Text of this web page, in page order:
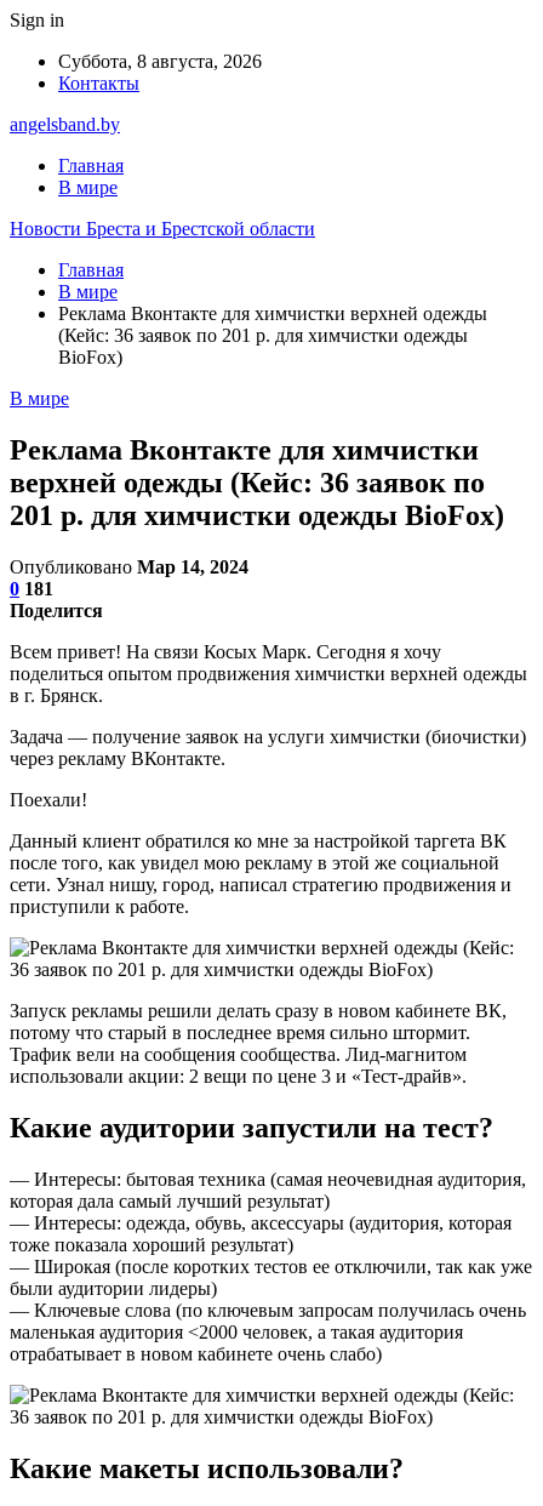
Sign in
Суббота, 8 августа, 2026
Контакты
angelsband.by
Главная
В мире
Новости Бреста и Брестской области
Главная
В мире
Реклама Вконтакте для химчистки верхней одежды
(Кейс: 36 заявок по 201 р. для химчистки одежды
BioFox)
В мире
Реклама Вконтакте для химчистки
верхней одежды (Кейс: 36 заявок по
201 р. для химчистки одежды BioFox)
Опубликовано Мар 14, 2024
0 181
Поделится
Всем привет! На связи Косых Марк. Сегодня я хочу
поделиться опытом продвижения химчистки верхней одежды
в г. Брянск.
Задача — получение заявок на услуги химчистки (биочистки)
через рекламу ВКонтакте.
Поехали!
Данный клиент обратился ко мне за настройкой таргета ВК
после того, как увидел мою рекламу в этой же социальной
сети. Узнал нишу, город, написал стратегию продвижения и
приступили к работе.
Запуск рекламы решили делать сразу в новом кабинете ВК,
потому что старый в последнее время сильно штормит.
Трафик вели на сообщения сообщества. Лид-магнитом
использовали акции: 2 вещи по цене 3 и «Тест-драйв».
Какие аудитории запустили на тест?
— Интересы: бытовая техника (самая неочевидная аудитория,
которая дала самый лучший результат)
— Интересы: одежда, обувь, аксессуары (аудитория, которая
тоже показала хороший результат)
— Широкая (после коротких тестов ее отключили, так как уже
были аудитории лидеры)
— Ключевые слова (по ключевым запросам получилась очень
маленькая аудитория <2000 человек, а такая аудитория
отрабатывает в новом кабинете очень слабо)
Какие макеты использовали?